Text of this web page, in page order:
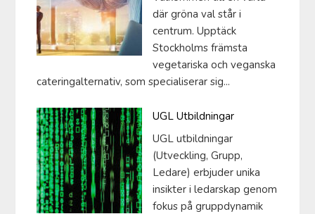
där gröna val står i
centrum. Upptäck
Stockholms främsta
vegetariska och veganska
cateringalternativ, som specialiserar sig...
UGL Utbildningar
UGL utbildningar
(Utveckling, Grupp,
Ledare) erbjuder unika
insikter i ledarskap genom
fokus på gruppdynamik